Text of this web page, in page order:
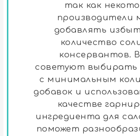
так как
производители
добавлять
количество
консервантов.
советуют выбирать
с минимальным
добавок и
качестве
ингредиента для
поможет